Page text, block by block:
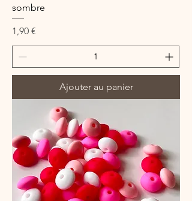
sombre
Prix
1,90 €
Ajouter au panier